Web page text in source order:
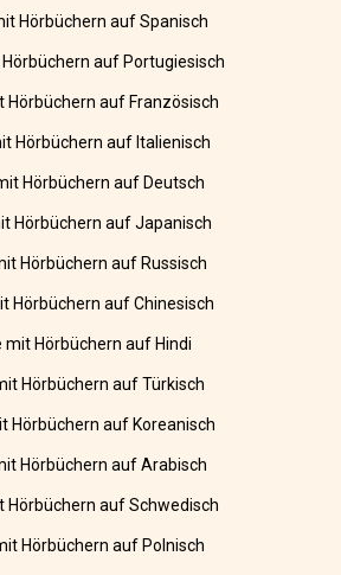
Hörbüchern auf Spanisch
auf Portugiesisch
Hörbüchern auf Französisch
Hörbüchern auf Italienisch
Hörbüchern auf Deutsch
Hörbüchern auf Japanisch
Hörbüchern auf Russisch
Hörbüchern auf Chinesisch
mit Hörbüchern auf Hindi
Hörbüchern auf Türkisch
Hörbüchern auf Koreanisch
Hörbüchern auf Arabisch
Hörbüchern auf Schwedisch
Hörbüchern auf Polnisch